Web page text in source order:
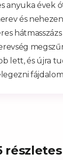
anyuka évek
és
lett, és újra
részletes